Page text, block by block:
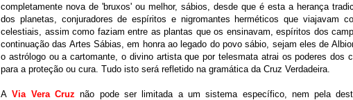
completamente nova de 'bruxos' ou melhor, sábios, desde que é esta a herança
dos planetas, conjuradores de espíritos e nigromantes herméticos que
celestiais, assim como faziam entre as plantas que os ensinavam, espíritos dos
continuação das Artes Sábias, em honra ao legado do povo sábio, sejam eles de
o astrólogo ou a cartomante, o divino artista que por telesmata atrai os poderes
para a proteção ou cura. Tudo isto será refletido na gramática da Cruz Verdadeira.
A Via Vera Cruz não pode ser limitada a um sistema específico, nem pela